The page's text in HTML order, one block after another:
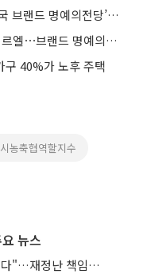
AXA손해보험, 보험사 최초 ‘대한민국 브랜드 명예의전당’ 4년 연속 1위
‘사일런트 럭셔리’ 앞세운 롯데건설 르엘⋯브랜드 명예의전당 2년 연속
구 40%가 노후 주택
농축협역할지수
뉴스
추미애 "복지가 아니라 도민이 늘었다"…재정난 책임론 정면돌파